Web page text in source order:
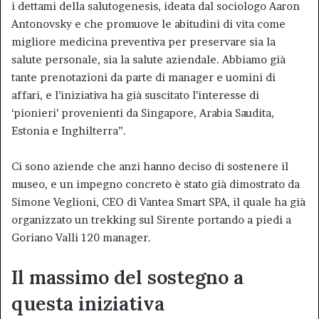
i dettami della salutogenesis, ideata dal sociologo Aaron
Antonovsky e che promuove le abitudini di vita come
migliore medicina preventiva per preservare sia la
salute personale, sia la salute aziendale. Abbiamo già
tante prenotazioni da parte di manager e uomini di
affari, e l’iniziativa ha già suscitato l’interesse di
‘pionieri’ provenienti da Singapore, Arabia Saudita,
Estonia e Inghilterra”.
Ci sono aziende che anzi hanno deciso di sostenere il
museo, e un impegno concreto è stato già dimostrato da
Simone Veglioni, CEO di Vantea Smart SPA, il quale ha già
organizzato un trekking sul Sirente portando a piedi a
Goriano Valli 120 manager.
Il massimo del sostegno a
questa iniziativa